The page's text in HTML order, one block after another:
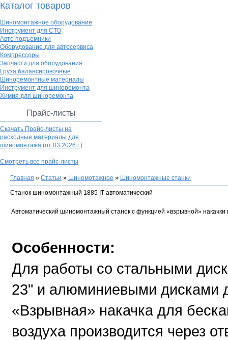
Каталог товаров
Шиномонтажное оборудование
Инструмент для СТО
Авто подъемники
Оборудование для автосервиса
Компрессоры
Запчасти для оборудования
Груза балансировочные
Шиноремонтные материалы
Инструмент для шиноремонта
Химия для шиноремонта
Прайс-листы
Скачать Прайс-листы на
расходные материалы для
шиномонтажа (от 03.2026 г.)
Смотреть все прайс-листы
Главная » Статьи » Шиномотажное » Шиномонтажные станки
Станок шиномонтажный 1885 IT автоматический
Автоматический шиномонтажный станок с функцией «взрывной»
Особенности:
Для работы со стальными
23" и алюминиевыми дисками
«Взрывная» накачка для
воздуха производится через